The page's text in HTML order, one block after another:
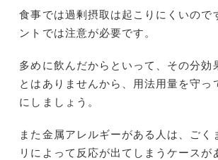
食事では過剰摂取は起こりにくいので
ントでは注意が必要です。
多めに飲んだからといって、その分効
とはありませんから、用法用量を守っ
にしましょう。
また金属アレルギーがある人は、ごく
リによって反応が出てしまうケースが